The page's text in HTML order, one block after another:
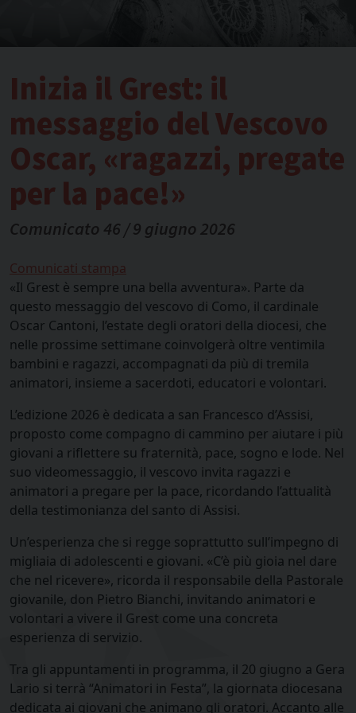
Inizia il Grest: il
messaggio del Vescovo
Oscar, «ragazzi, pregate
per la pace!»
Comunicato 46 / 9 giugno 2026
Comunicati stampa
«Il Grest è sempre una bella avventura». Parte da
questo messaggio del vescovo di Como, il cardinale
Oscar Cantoni, l’estate degli oratori della diocesi, che
nelle prossime settimane coinvolgerà oltre ventimila
bambini e ragazzi, accompagnati da più di tremila
animatori, insieme a sacerdoti, educatori e volontari.
L’edizione 2026 è dedicata a san Francesco d’Assisi,
proposto come compagno di cammino per aiutare i più
giovani a riflettere su fraternità, pace, sogno e lode. Nel
suo videomessaggio, il vescovo invita ragazzi e
animatori a pregare per la pace, ricordando l’attualità
della testimonianza del santo di Assisi.
Un’esperienza che si regge soprattutto sull’impegno di
migliaia di adolescenti e giovani. «C’è più gioia nel dare
che nel ricevere», ricorda il responsabile della Pastorale
giovanile, don Pietro Bianchi, invitando animatori e
volontari a vivere il Grest come una concreta
esperienza di servizio.
Tra gli appuntamenti in programma, il 20 giugno a Gera
Lario si terrà “Animatori in Festa”, la giornata diocesana
dedicata ai giovani che animano gli oratori. Accanto alle